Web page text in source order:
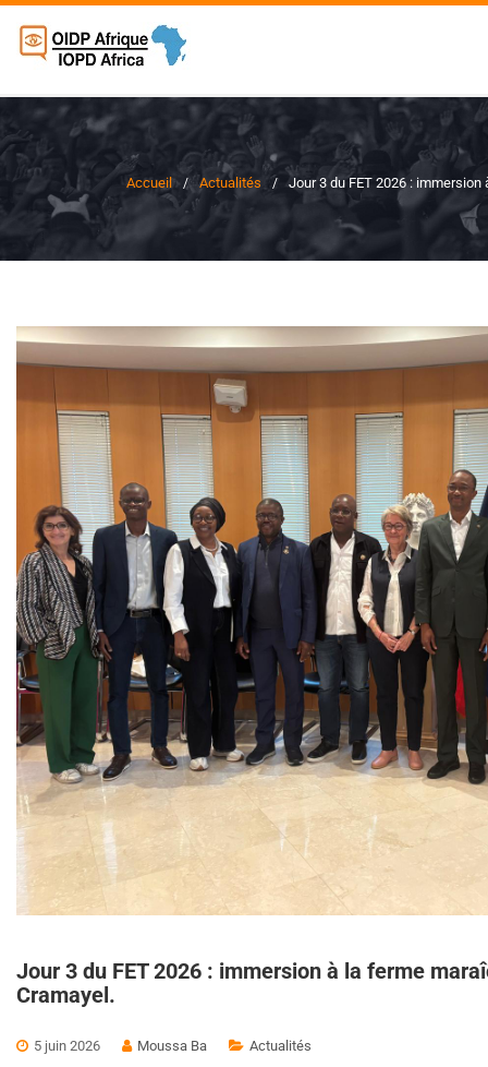
Accueil Actualités Jour 3 du FET 2026 :
Jour 3 du FET 2026 : immersion à la ferme
Cramayel.
5 juin 2026 Moussa Ba Actualités